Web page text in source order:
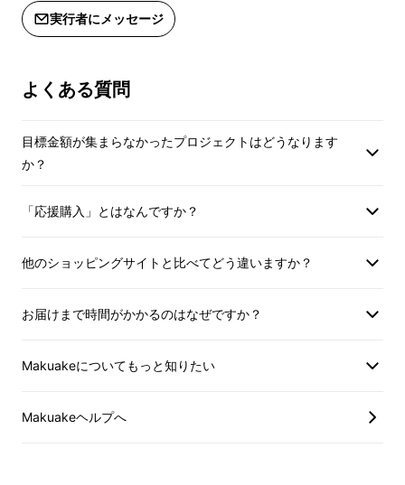
【京扇子とは】
た国内で生産された扇子の事です。
同組合が有した組合員だけが使用できるもので
す。
そんな伝統と技術の集合体にモダンアバンギャ
製の
『コンテンポラリーな京扇子』をあなたも
てみませんか。
※ご注文状況、使用
実行者にメッセージ
よくある質問
目標金額が集まらなかったプロジェクトはどうなります
か？
「応援購入」とはなんですか？
他のショッピングサイトと比べてどう違いますか？
お届けまで時間がかかるのはなぜですか？
Makuakeについてもっと知りたい
Makuakeヘルプへ